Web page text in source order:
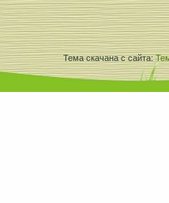
Тема скачана с сайта: